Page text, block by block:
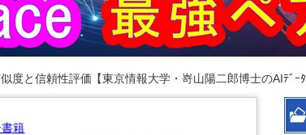
度と信頼性評価【東京情報大学・嵜山陽二郎博士のAIﾃﾞｰﾀ
籍